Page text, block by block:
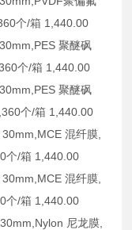
个/箱 1,440.00
聚醚砜
个/箱 1,440.00
聚醚砜
个/箱 1,440.00
混纤膜,
/箱 1,440.00
混纤膜,
/箱 1,440.00
尼龙膜,